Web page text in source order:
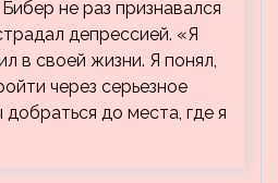
не раз признавался
депрессией. «Я
в своей жизни. Я понял,
через серьезное
добраться до места, где я